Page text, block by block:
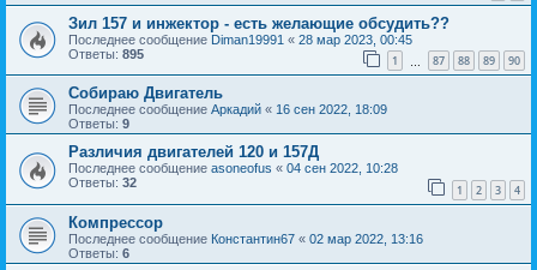
Зил 157 и инжектор - есть желающие обсудить??
Последнее сообщение Diman19991 « 28 мар 2023, 00:45
Ответы: 895 1 87 88 89 90
Собираю Двигатель
Последнее сообщение Аркадий « 16 сен 2022, 18:09
Ответы: 9
Различия двигателей 120 и 157Д
Последнее сообщение asoneofus « 04 сен 2022, 10:28
Ответы: 32 1 2 3 4
Компрессор
Последнее сообщение Константин67 « 02 мар 2022, 13:16
Ответы: 6